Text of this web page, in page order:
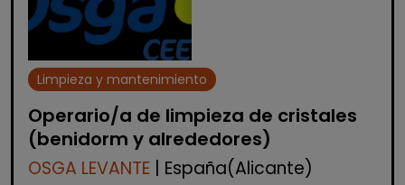
Limpieza y mantenimiento
Operario/a de limpieza de cristales
(benidorm y alrededores)
OSGA LEVANTE | España(Alicante)